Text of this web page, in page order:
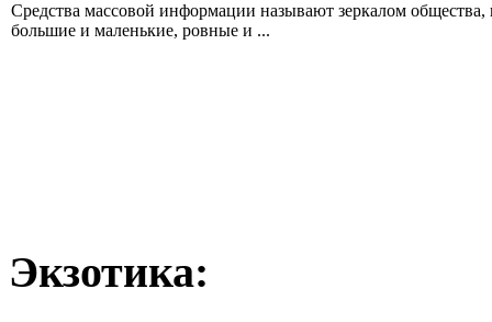
Средства массовой информации называют зеркалом
большие и маленькие, ровные и ...
Экзотика: